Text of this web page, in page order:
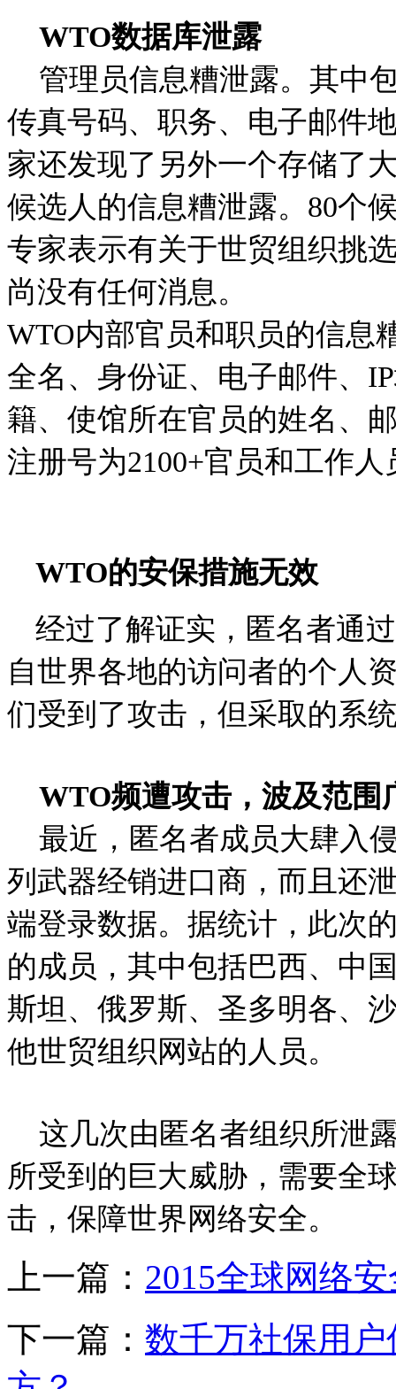
WTO数据库泄露
管理员信息糟泄露。 其中
传真号码、职务、电子邮件
家还发现了另外一个存储了
候选人的信息糟泄露。 80个
专家表示有关于世贸组织挑
尚没有任何消息。
WTO内部官员和职员的信息
全名、身份证、电子邮件、
籍、使馆所在官员的姓名、
注册号为2100+官员和工作人
WTO的安保措施无效
经过了解证实，匿名者通
自世界各地的访问者的个人
们受到了攻击，但采取的系
WTO频遭攻击，波及范围
最近，匿名者成员大肆入
列武器经销进口商，而且还
端登录数据。据统计，此次
的成员，其中包括巴西、中
斯坦、俄罗斯、圣多明各、
他世贸组织网站的人员。
这几次由匿名者组织所泄
所受到的巨大威胁，需要全
击，保障世界网络安全。
上一篇： 2015全球网络
下一篇： 数千万社保用